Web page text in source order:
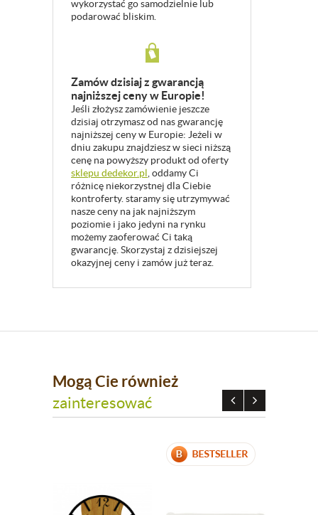
wykorzystać go samodzielnie lub
podarować bliskim.
Zamów dzisiaj z gwarancją
najniższej ceny w Europie!
Jeśli złożysz zamówienie jeszcze
dzisiaj otrzymasz od nas gwarancję
najniższej ceny w Europie: Jeżeli w
dniu zakupu znajdziesz w sieci niższą
cenę na powyższy produkt od oferty
sklepu dedekor.pl, oddamy Ci
różnicę niekorzystnej dla Ciebie
kontroferty. staramy się utrzymywać
nasze ceny na jak najniższym
poziomie i jako jedyni na rynku
możemy zaoferować Ci taką
gwarancję. Skorzystaj z dzisiejszej
okazyjnej ceny i zamów już teraz.
Mogą Cie również
zainteresować